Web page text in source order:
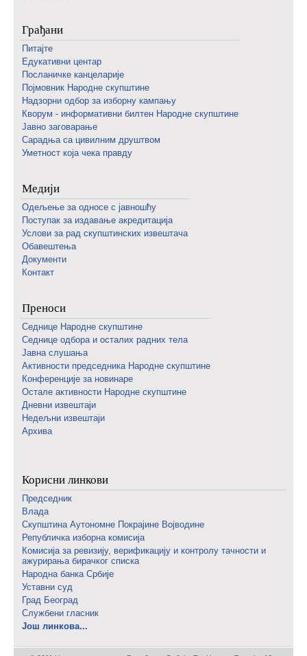
Грађани
Питајте
Едукативни центар
Посланичке канцеларије
Појмовник Народне скупштине
Надзорни одбор за изборну кампању
Кворум - информативни билтен Народне скупштине
Јавно заговарање
Сарадња са цивилним друштвом
Уметност која чека правду
Медији
Одељење за односе с јавношћу
Поступак за издавање акредитација
Услови за рад скупштинских извештача
Обавештења
Документи
Контакт
Преноси
Седнице Народне скупштине
Седнице одбора и осталих радних тела
Јавна слушања
Активности председника Народне скупштине
Конференције за новинаре
Oстале активности Народне скупштине
Дневни извештаји
Недељни извештаји
Архива
Корисни линкови
Председник
Влада
Скупштина Аутономне Покрајине Војводине
Републичка изборна комисија
Комисија за ревизију, верификацију и контролу тачности и
ажурирања бирачког списка
Народна банка Србије
Уставни суд
Град Београд
Службени гласник
Још линкова...